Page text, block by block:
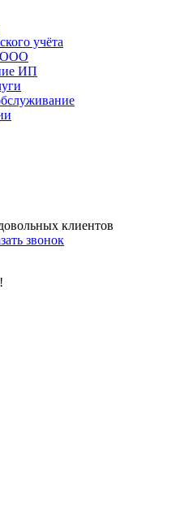
учёта
ООО
ИП
клиентов
звонок